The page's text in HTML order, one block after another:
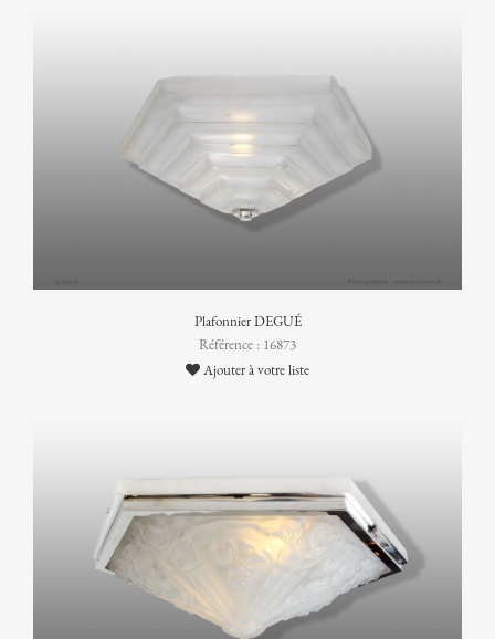
Plafonnier DEGUÉ
Référence : 16873
Ajouter à votre liste